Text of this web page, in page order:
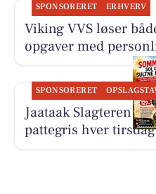
SPONSORERET ERHVERV
Viking VVS løser
opgaver med
SPONSORERET
Jaataak Slagteren
pattegris hver